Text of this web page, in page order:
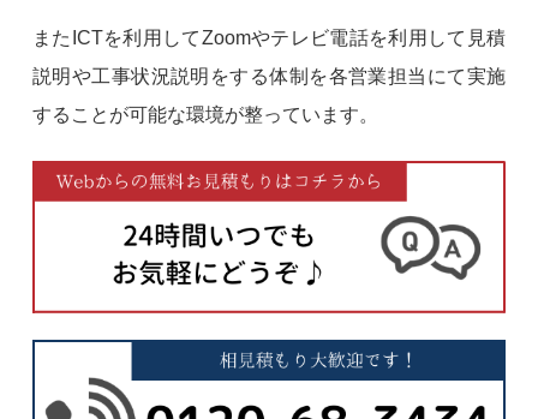
またICTを利用してZoomやテレビ電話を利用して見積
説明や工事状況説明をする体制を各営業担当にて実施
することが可能な環境が整っています。